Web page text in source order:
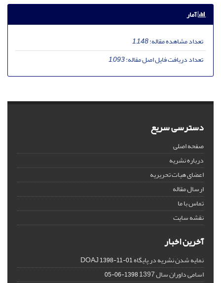
آمار
تعداد مشاهده مقاله:1,148
تعداد دریافت فایل اصل مقاله:1,093
دسترسی سریع
صفحه اصلی
درباره نشریه
اعضای هیات تحریریه
ارسال مقاله
تماس با ما
نقشه سایت
آخرین اخبار
نمایه شدن نشریه در پایگاه DOAJ1398-11-01
اسامی داوران سال 1397 1398-06-05